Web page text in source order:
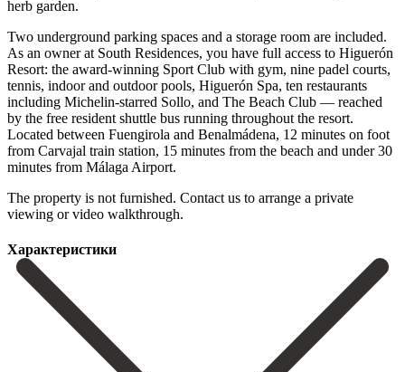
herb garden.
Two underground parking spaces and a storage room are included.
As an owner at South Residences, you have full access to Higuerón
Resort: the award-winning Sport Club with gym, nine padel courts,
tennis, indoor and outdoor pools, Higuerón Spa, ten restaurants
including Michelin-starred Sollo, and The Beach Club — reached
by the free resident shuttle bus running throughout the resort.
Located between Fuengirola and Benalmádena, 12 minutes on foot
from ‌Carvajal ‌train ‌station, ‌15 minutes ‌from the ‌beach and under 30
minutes from Málaga Airport.
The ‌property is ‌not furnished. ‌Contact us to ‌arrange ‌a ‌private
‌viewing ‌or ‌video ‌walkthrough.
Характеристики